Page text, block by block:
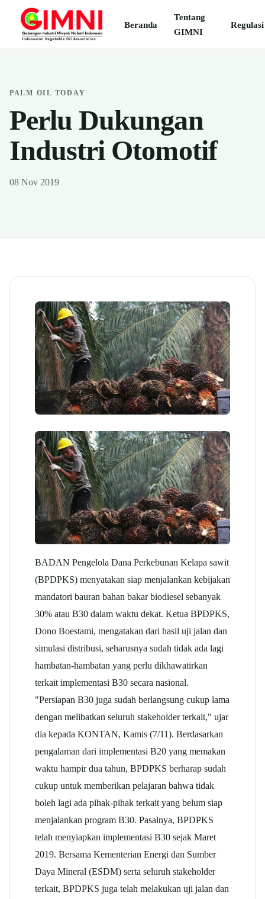
Beranda
Tentang
GIMNI
Regulasi
PALM OIL TODAY
Perlu Dukungan
Industri Otomotif
08 Nov 2019
BADAN Pengelola Dana Perkebunan Kelapa sawit
(BPDPKS) menyatakan siap menjalankan kebijakan
mandatori bauran bahan bakar biodiesel sebanyak
30% atau B30 dalam waktu dekat. Ketua BPDPKS,
Dono Boestami, mengatakan dari hasil uji jalan dan
simulasi distribusi, seharusnya sudah tidak ada lagi
hambatan-hambatan yang perlu dikhawatirkan
terkait implementasi B30 secara nasional.
"Persiapan B30 juga sudah berlangsung cukup lama
dengan melibatkan seluruh stakeholder terkait," ujar
dia kepada KONTAN, Kamis (7/11). Berdasarkan
pengalaman dari implementasi B20 yang memakan
waktu hampir dua tahun, BPDPKS berharap sudah
cukup untuk memberikan pelajaran bahwa tidak
boleh lagi ada pihak-pihak terkait yang belum siap
menjalankan program B30. Pasalnya, BPDPKS
telah menyiapkan implementasi B30 sejak Maret
2019. Bersama Kementerian Energi dan Sumber
Daya Mineral (ESDM) serta seluruh stakeholder
terkait, BPDPKS juga telah melakukan uji jalan dan